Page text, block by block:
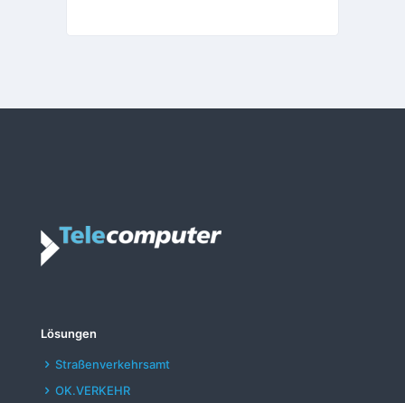
Lösungen
Straßenverkehrsamt
OK.VERKEHR